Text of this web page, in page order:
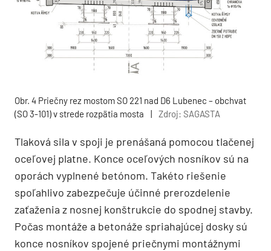
Obr. 4 Priečny rez mostom SO 221 nad D6 Lubenec – obchvat
(SO 3-101) v strede rozpätia mosta
| Zdroj: SAGASTA
Tlaková sila v spoji je prenášaná pomocou tlačenej
oceľovej platne. Konce oceľových nosníkov sú na
oporách vyplnené betónom. Takéto riešenie
spoľahlivo zabezpečuje účinné prerozdelenie
zaťaženia z nosnej konštrukcie do spodnej stavby.
Počas montáže a betonáže spriahajúcej dosky sú
konce nosníkov spojené priečnymi montážnymi